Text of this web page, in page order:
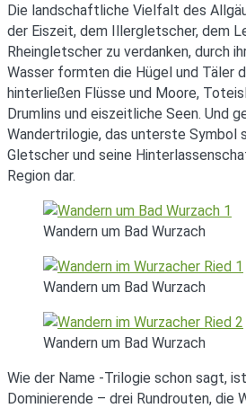
Die landschaftliche Vielfalt des
der Eiszeit, dem Illergletscher, dem
Rheingletscher zu verdanken, durch
Wasser formten die Hügel und Täler
hinterließen Flüsse und Moore,
Drumlins und eiszeitliche Seen. Und
Wandertrilogie, das unterste Symbol
Gletscher und seine
Region dar.
Wandern um Bad Wurzach
Wandern um Bad Wurzach
Wandern um Bad Wurzach
Wie der Name -Trilogie schon sagt,
Dominierende – drei Rundrouten, die